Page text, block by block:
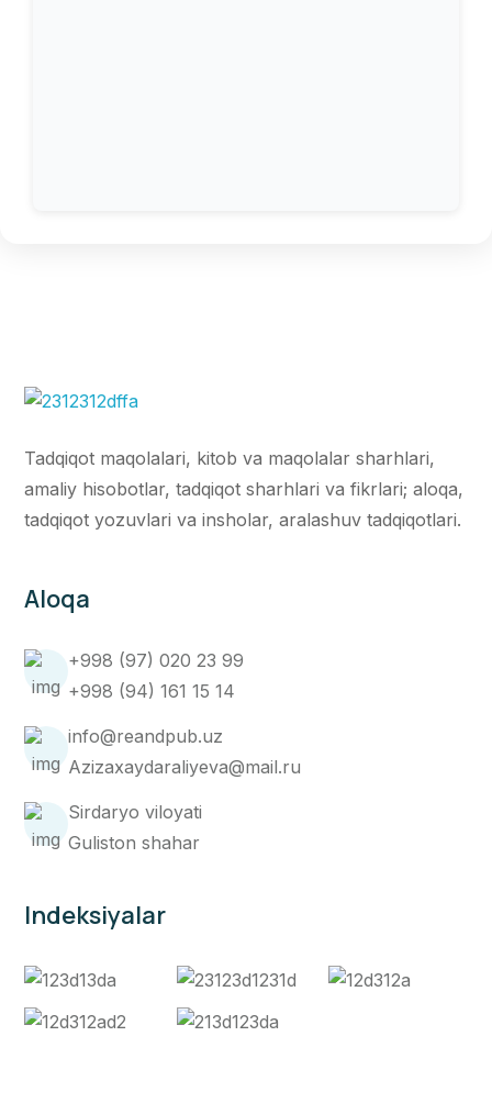
Tadqiqot maqolalari, kitob va maqolalar sharhlari,
amaliy hisobotlar, tadqiqot sharhlari va fikrlari; aloqa,
tadqiqot yozuvlari va insholar, aralashuv tadqiqotlari.
Aloqa
+998 (97) 020 23 99
+998 (94) 161 15 14
info@reandpub.uz
Azizaxaydaraliyeva@mail.ru
Sirdaryo viloyati
Guliston shahar
Indeksiyalar